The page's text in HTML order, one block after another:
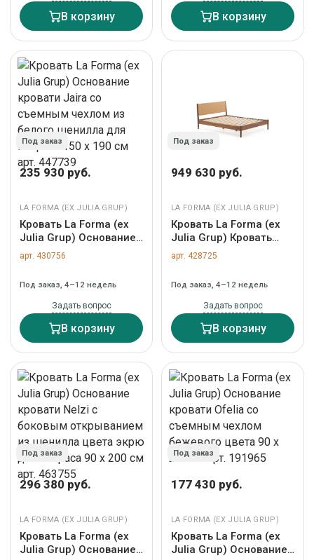
В корзину В корзину
Под заказ
235 930 руб.
LA FORMA (ЕХ JULIA GRUP)
Кровать La Forma (ех
Julia Grup) Основание
кровати Jaira со
съемным чехлом из
матраса 150 х 190 см
арт. 447739
арт. 430756
Под заказ, 4–12 недель
Задать вопрос
В корзину
Под заказ
949 630 руб.
LA FORMA (ЕХ JULIA GRUP)
Кровать La Forma (ех
Julia Grup) Кровать
Elan из шпона и
массива ореха со
201224
арт. 428725
Под заказ, 4–12 недель
Задать вопрос
В корзину
Под заказ
296 380 руб.
LA FORMA (ЕХ JULIA GRUP)
Кровать La Forma (ех
Julia Grup) Основание
Под заказ
177 430 руб.
LA FORMA (ЕХ JULIA GRUP)
Кровать La Forma (ех
Julia Grup) Основание